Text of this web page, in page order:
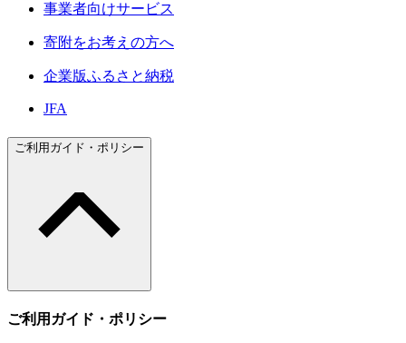
事業者向けサービス
寄附をお考えの方へ
企業版ふるさと納税
JFA
ご利用ガイド・ポリシー
ご利用ガイド・ポリシー